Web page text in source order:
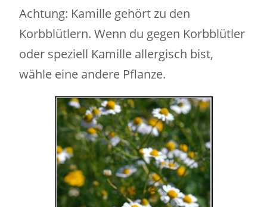
Achtung: Kamille gehört zu den
Korbblütlern. Wenn du gegen Korbblütler
oder speziell Kamille allergisch bist,
wähle eine andere Pflanze.